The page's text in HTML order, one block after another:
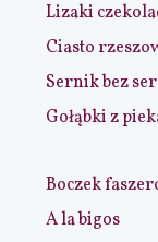
Lizaki
Ciasto
Sernik bez
Gołąbki z
Boczek
A la bigos